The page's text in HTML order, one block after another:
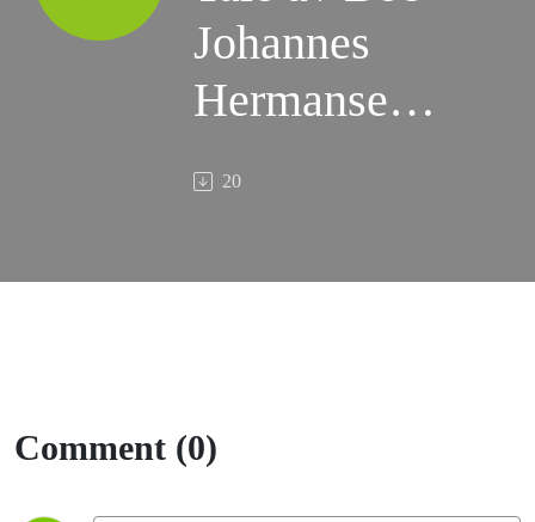
Johannes
Hermansen
3. søndag i
(19.04.2026)
20
Comment (0)